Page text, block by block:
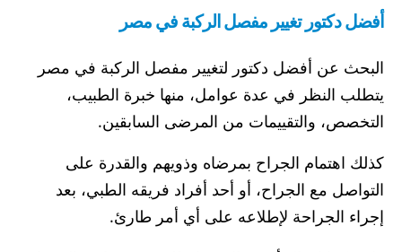
أفضل دكتور تغيير مفصل الركبة في مصر
البحث عن أفضل دكتور لتغيير مفصل الركبة في مصر
يتطلب النظر في عدة عوامل، منها خبرة الطبيب،
التخصص، والتقييمات من المرضى السابقين.
كذلك اهتمام الجراح بمرضاه وذويهم والقدرة على
التواصل مع الجراح، أو أحد أفراد فريقه الطبي، بعد
إجراء الجراحة لإطلاعه على أي أمر طارئ.